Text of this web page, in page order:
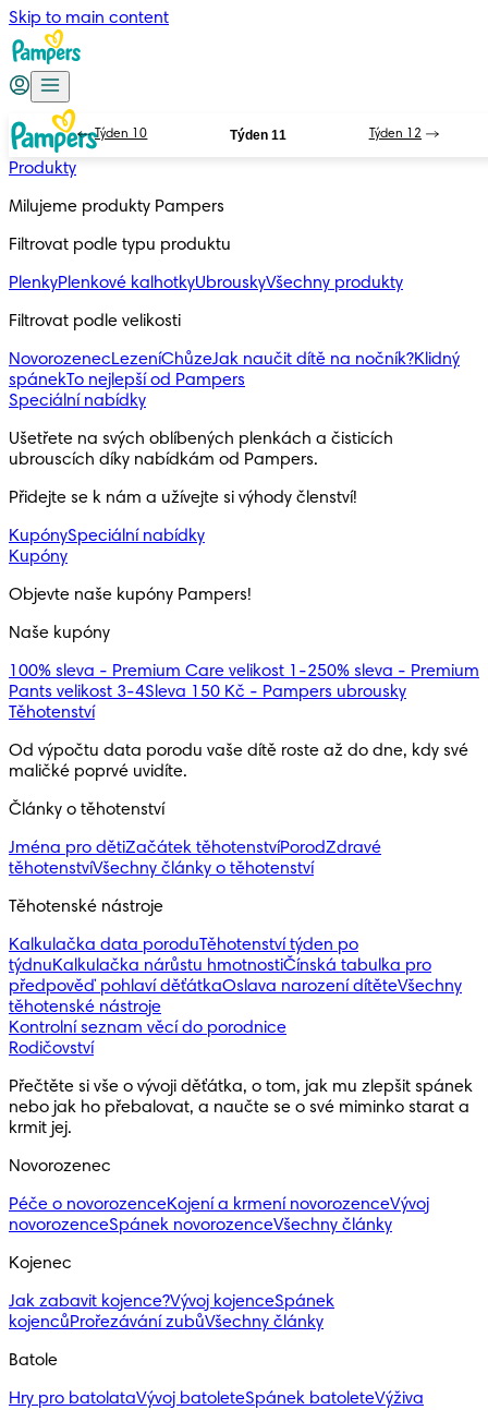
Skip to main content
Produkty
Milujeme produkty Pampers
Filtrovat podle typu produktu
PlenkyPlenkové kalhotkyUbrouskyVšechny produkty
Filtrovat podle velikosti
NovorozenecLezeníChůzeJak naučit dítě na nočník?Klidný
spánekTo nejlepší od Pampers
Speciální nabídky
Ušetřete na svých oblíbených plenkách a čisticích
ubrouscích díky nabídkám od Pampers.
Přidejte se k nám a užívejte si výhody členství!
KupónySpeciální nabídky
Kupóny
Objevte naše kupóny Pampers!
Naše kupóny
100% sleva - Premium Care velikost 1-250% sleva - Premium
Pants velikost 3-4Sleva 150 Kč - Pampers ubrousky
Těhotenství
Od výpočtu data porodu vaše dítě roste až do dne, kdy své
maličké poprvé uvidíte.
Články o těhotenství
Jména pro dětiZačátek těhotenstvíPorodZdravé
těhotenstvíVšechny články o těhotenství
Těhotenské nástroje
Kalkulačka data poroduTěhotenství týden po
týdnuKalkulačka nárůstu hmotnostiČínská tabulka pro
předpověď pohlaví děťátkaOslava narození dítěteVšechny
těhotenské nástroje
Kontrolní seznam věcí do porodnice
Rodičovství
Přečtěte si vše o vývoji děťátka, o tom, jak mu zlepšit spánek
nebo jak ho přebalovat, a naučte se o své miminko starat a
krmit jej.
Novorozenec
Péče o novorozenceKojení a krmení novorozenceVývoj
novorozenceSpánek novorozenceVšechny články
Kojenec
Jak zabavit kojence?Vývoj kojenceSpánek
kojencůProřezávání zubůVšechny články
Batole
Hry pro batolataVývoj batoleteSpánek batoleteVýživa
Týden 10 Týden 11 Týden 12